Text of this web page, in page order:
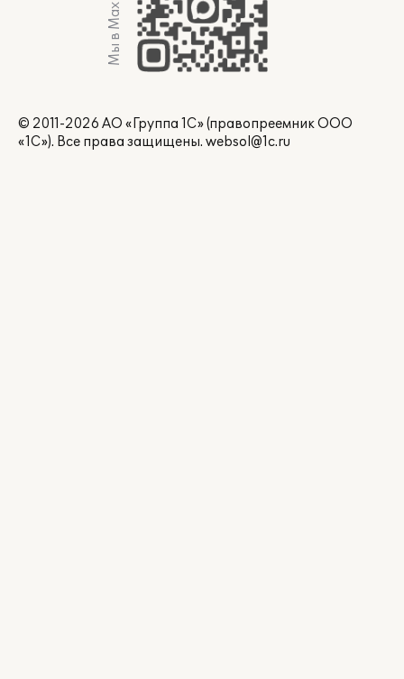
Мы в Max
© 2011-2026 АО «Группа 1С» (правопреемник ООО
«1С»). Все права защищены. websol@1c.ru